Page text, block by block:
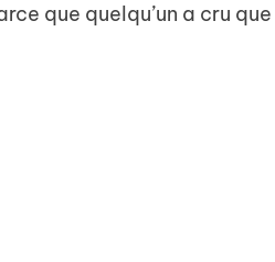
que quelqu’un a cru que